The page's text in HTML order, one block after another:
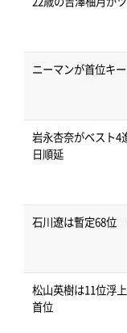
ニーマンが首位キ
岩永杏奈がベスト
日順延
石川遼は暫定68位
松山英樹は11位浮
首位